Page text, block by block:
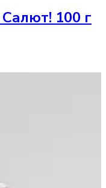
Салют! 100 г